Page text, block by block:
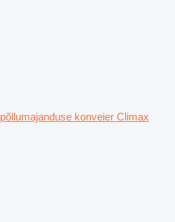
põllumajanduse konveier Climax